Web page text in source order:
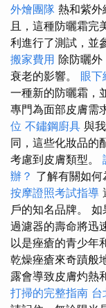
外燴團隊 熱和紫外
且，這種防曬霜完
利進行了測試，並
搬家費用 除防曬
衰老的影響。 眼下
一種新的防曬霜，
專門為面部皮膚需
位 不鏽鋼廚具 與
同，這些化妝品的
考慮到皮膚類型。
辦？ 了解有關如何
按摩證照考試指導
戶的知名品牌。
過濾器的壽命將迅
以是痤瘡的青少年
乾燥痤瘡來奇蹟般
露會導致皮膚灼熱
打掃的完整指南 台